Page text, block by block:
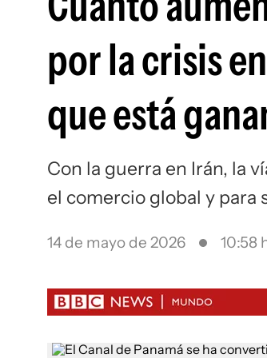
por la crisis
que está
Con la guerra en Irán, la
el comercio global y para
14 de mayo de 2026 10:58